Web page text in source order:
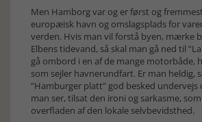
Men Hamborg var og er først og
europæisk havn og omslagsplads for
verden. Hvis man vil forstå byen, mærke
Elbens tidevand, så skal man gå ned til
gå ombord i en af de mange motorbåde,
som sejler havnerundfart. Er man heldig,
”Hamburger platt” god besked undervejs
man ser, tilsat den ironi og sarkasme,
overfladen af den lokale selvbevidsthed.